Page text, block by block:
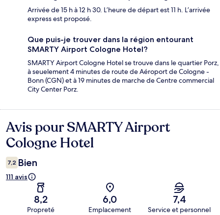
Arrivée de 15 h à 12 h 30. L’heure de départ est 11 h. L’arrivée
express est proposé.
Que puis-je trouver dans la région entourant
SMARTY Airport Cologne Hotel?
SMARTY Airport Cologne Hotel se trouve dans le quartier Porz,
à seuelement 4 minutes de route de Aéroport de Cologne -
Bonn (CGN) et à 19 minutes de marche de Centre commercial
City Center Porz.
Avis
Avis pour SMARTY Airport
Cologne Hotel
7,2 Bien
111 avis
8,2
Propreté
6,0
Emplacement
7,4
Service et personnel